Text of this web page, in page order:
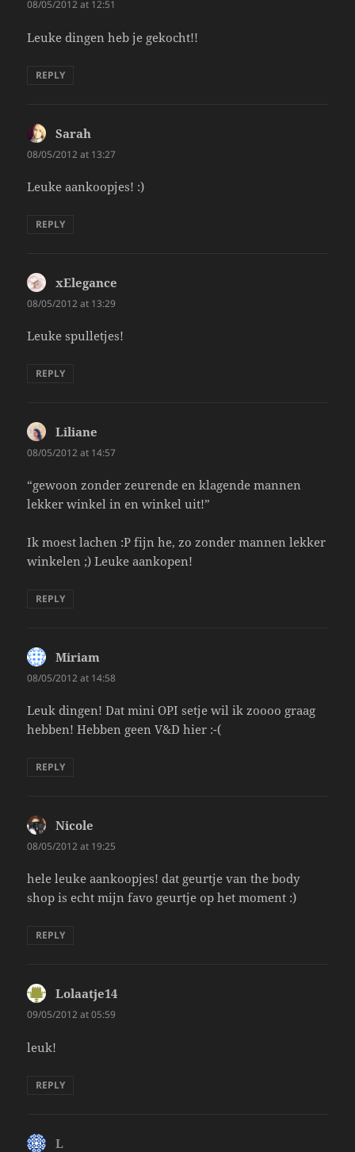
08/05/2012 at 12:51
Leuke dingen heb je gekocht!!
REPLY
Sarah
08/05/2012 at 13:27
Leuke aankoopjes! :)
REPLY
xElegance
08/05/2012 at 13:29
Leuke spulletjes!
REPLY
Liliane
08/05/2012 at 14:57
“gewoon zonder zeurende en klagende mannen
lekker winkel in en winkel uit!”
Ik moest lachen :P fijn he, zo zonder mannen lekker
winkelen ;) Leuke aankopen!
REPLY
Miriam
08/05/2012 at 14:58
Leuk dingen! Dat mini OPI setje wil ik zoooo graag
hebben! Hebben geen V&D hier :-(
REPLY
Nicole
08/05/2012 at 19:25
hele leuke aankoopjes! dat geurtje van the body
shop is echt mijn favo geurtje op het moment :)
REPLY
Lolaatje14
09/05/2012 at 05:59
leuk!
REPLY
L